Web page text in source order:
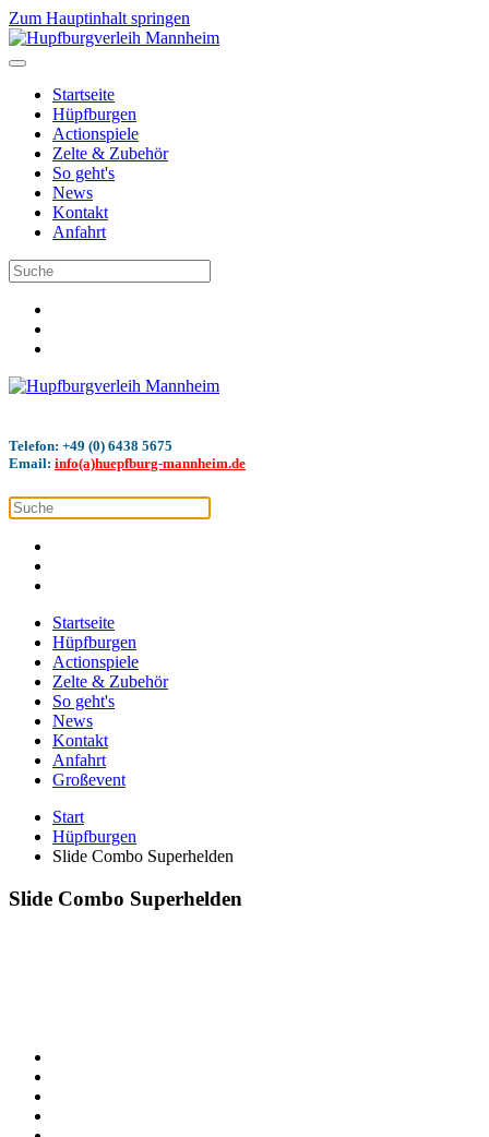
Zum Hauptinhalt springen
Startseite
Hüpfburgen
Actionspiele
Zelte & Zubehör
So geht's
News
Kontakt
Anfahrt
Telefon: +49 (0) 6438 5675
Email: info(a)huepfburg-mannheim.de
Startseite
Hüpfburgen
Actionspiele
Zelte & Zubehör
So geht's
News
Kontakt
Anfahrt
Großevent
Start
Hüpfburgen
Slide Combo Superhelden
Slide Combo Superhelden